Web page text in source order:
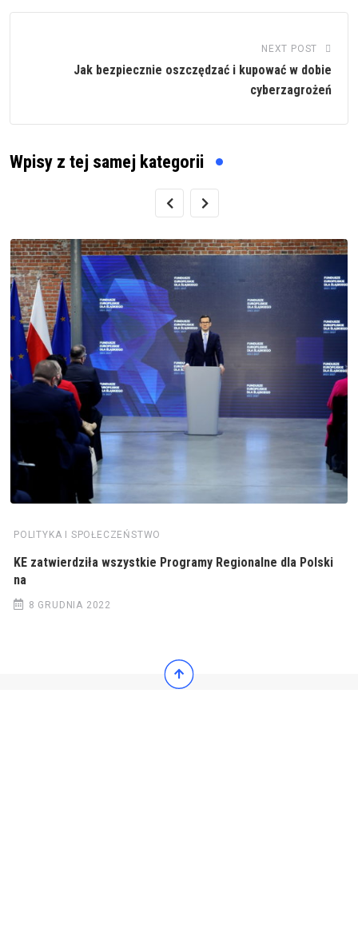
NEXT POST
Jak bezpiecznie oszczędzać i kupować w dobie
cyberzagrożeń
Wpisy z tej samej kategorii
POLITYKA I SPOŁECZEŃSTWO
KE zatwierdziła wszystkie Programy Regionalne dla Polski
na
8 GRUDNIA 2022